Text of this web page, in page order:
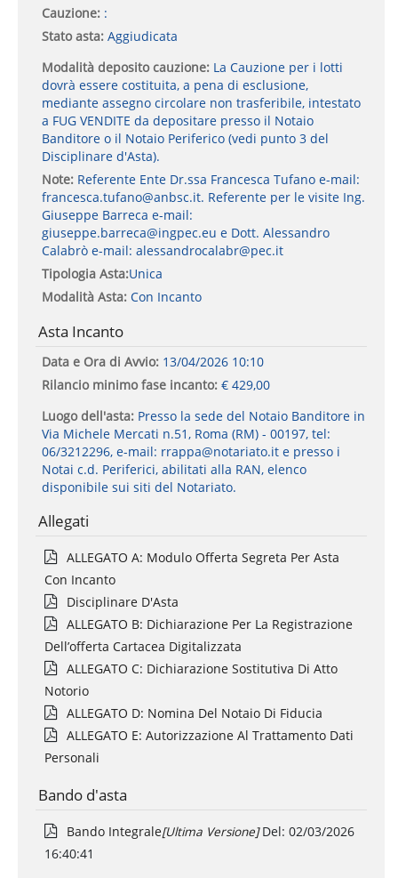
Cauzione: :
Stato asta:Aggiudicata
Modalità deposito cauzione: La Cauzione per i lotti
dovrà essere costituita, a pena di esclusione,
mediante assegno circolare non trasferibile, intestato
a FUG VENDITE da depositare presso il Notaio
Banditore o il Notaio Periferico (vedi punto 3 del
Disciplinare d'Asta).
Note: Referente Ente Dr.ssa Francesca Tufano e-mail:
francesca.tufano@anbsc.it. Referente per le visite Ing.
Giuseppe Barreca e-mail:
giuseppe.barreca@ingpec.eu e Dott. Alessandro
Calabrò e-mail: alessandrocalabr@pec.it
Tipologia Asta:Unica
Modalità Asta:Con Incanto
Asta Incanto
Data e Ora di Avvio: 13/04/2026 10:10
Rilancio minimo fase incanto:€ 429,00
Luogo dell'asta: Presso la sede del Notaio Banditore in
Via Michele Mercati n.51, Roma (RM) - 00197, tel:
06/3212296, e-mail: rrappa@notariato.it e presso i
Notai c.d. Periferici, abilitati alla RAN, elenco
disponibile sui siti del Notariato.
Allegati
ALLEGATO A: Modulo Offerta Segreta Per Asta
Con Incanto
Disciplinare D'Asta
ALLEGATO B: Dichiarazione Per La Registrazione
Dell’offerta Cartacea Digitalizzata
ALLEGATO C: Dichiarazione Sostitutiva Di Atto
Notorio
ALLEGATO D: Nomina Del Notaio Di Fiducia
ALLEGATO E: Autorizzazione Al Trattamento Dati
Personali
Bando d'asta
Bando Integrale[ultima Versione]Del: 02/03/2026
16:40:41